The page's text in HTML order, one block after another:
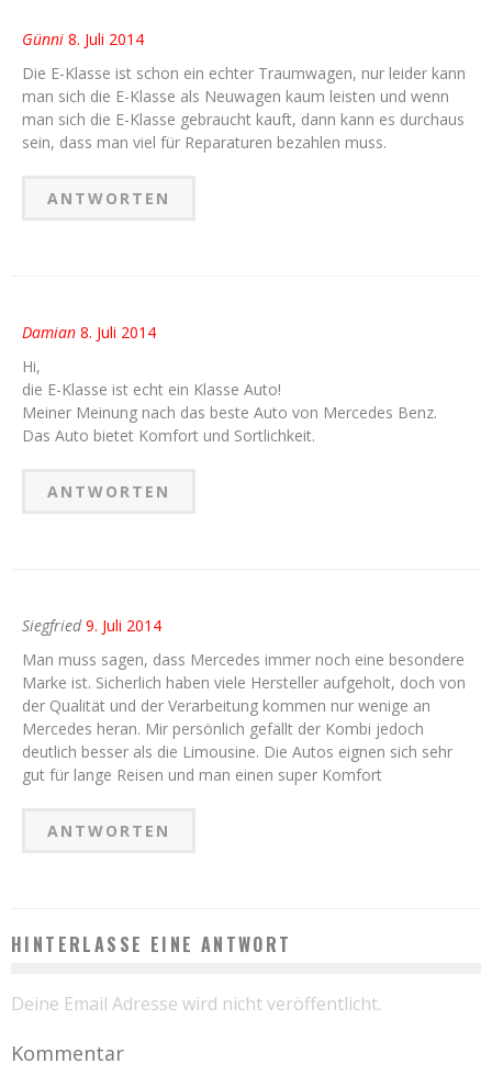
Günni 8. Juli 2014
Die E-Klasse ist schon ein echter Traumwagen, nur leider kann
man sich die E-Klasse als Neuwagen kaum leisten und wenn
man sich die E-Klasse gebraucht kauft, dann kann es durchaus
sein, dass man viel für Reparaturen bezahlen muss.
ANTWORTEN
Damian 8. Juli 2014
Hi,
die E-Klasse ist echt ein Klasse Auto!
Meiner Meinung nach das beste Auto von Mercedes Benz.
Das Auto bietet Komfort und Sortlichkeit.
ANTWORTEN
Siegfried 9. Juli 2014
Man muss sagen, dass Mercedes immer noch eine besondere
Marke ist. Sicherlich haben viele Hersteller aufgeholt, doch von
der Qualität und der Verarbeitung kommen nur wenige an
Mercedes heran. Mir persönlich gefällt der Kombi jedoch
deutlich besser als die Limousine. Die Autos eignen sich sehr
gut für lange Reisen und man einen super Komfort
ANTWORTEN
HINTERLASSE EINE ANTWORT
Deine Email Adresse wird nicht veröffentlicht.
Kommentar